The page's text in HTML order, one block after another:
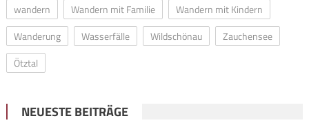
wandern
Wandern mit Familie
Wandern mit Kindern
Wanderung
Wasserfälle Wildschönau
Zauchensee
Ötztal
NEUESTE BEITRÄGE